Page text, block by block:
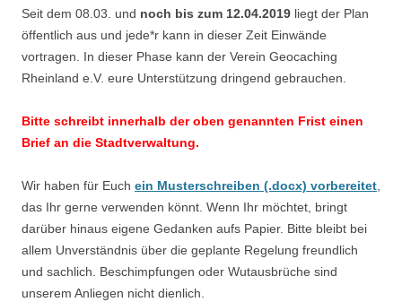
Seit dem 08.03. und noch bis zum 12.04.2019 liegt der Plan
öffentlich aus und jede*r kann in dieser Zeit Einwände
vortragen. In dieser Phase kann der Verein Geocaching
Rheinland e.V. eure Unterstützung dringend gebrauchen.
Bitte schreibt innerhalb der oben genannten Frist einen
Brief an die Stadtverwaltung.
Wir haben für Euch ein Musterschreiben (.docx) vorbereitet,
das Ihr gerne verwenden könnt. Wenn Ihr möchtet, bringt
darüber hinaus eigene Gedanken aufs Papier. Bitte bleibt bei
allem Unverständnis über die geplante Regelung freundlich
und sachlich. Beschimpfungen oder Wutausbrüche sind
unserem Anliegen nicht dienlich.